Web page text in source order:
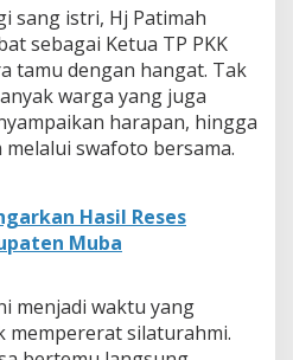
sang istri, Hj Patimah
sebagai Ketua TP PKK
tamu dengan hangat. Tak
warga yang juga
harapan, hingga
swafoto bersama.
Hasil Reses
Muba
menjadi waktu yang
silaturahmi.